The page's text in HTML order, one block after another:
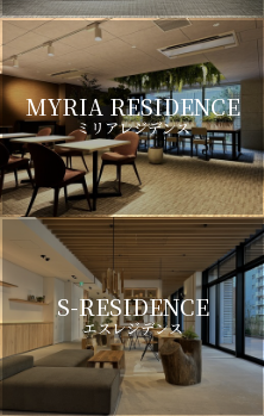
MYRIA RESIDENCE
ミリアレジデンス
S-RESIDENCE
エスレジデンス